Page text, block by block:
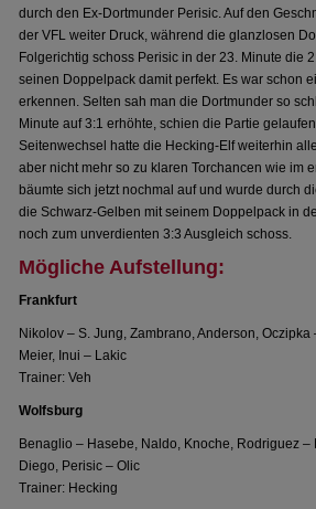
durch den Ex-Dortmunder Perisic. Auf den
der VFL weiter Druck, während die glanzlosen
Folgerichtig schoss Perisic in der 23. Minute die
seinen Doppelpack damit perfekt. Es war schon
erkennen. Selten sah man die Dortmunder so
Minute auf 3:1 erhöhte, schien die Partie
Seitenwechsel hatte die Hecking-Elf weiterhin
aber nicht mehr so zu klaren Torchancen wie im
bäumte sich jetzt nochmal auf und wurde durch
die Schwarz-Gelben mit seinem Doppelpack in
noch zum unverdienten 3:3 Ausgleich schoss.
Mögliche Aufstellung:
Frankfurt
Nikolov – S. Jung, Zambrano, Anderson, Oczipka
Meier, Inui – Lakic
Trainer: Veh
Wolfsburg
Benaglio – Hasebe, Naldo, Knoche, Rodriguez –
Diego, Perisic – Olic
Trainer: Hecking